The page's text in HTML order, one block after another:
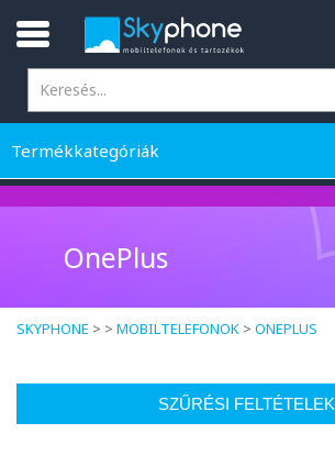
Termékkategóriák
OnePlus
SKYPHONE > > MOBILTELEFONOK > ONEPLUS
SZŰRÉSI FELTÉTELEK